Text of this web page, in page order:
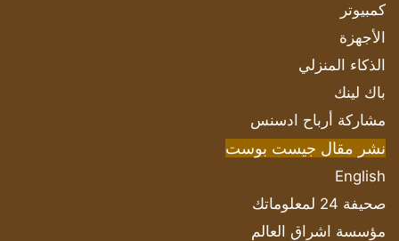
كمبيوتر
الأجهزة
الذكاء المنزلي
باك لينك
مشاركة أرباح ادسنس
نشر مقال جيست بوست
English
صحيفة 24 لمعلوماتك
مؤسسة اشراق العالم